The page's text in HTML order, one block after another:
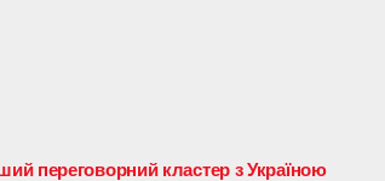
переговорний кластер з Україною